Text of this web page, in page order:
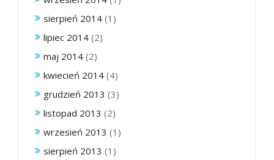
sierpień 2014 (1)
lipiec 2014 (2)
maj 2014 (2)
kwiecień 2014 (4)
grudzień 2013 (3)
listopad 2013 (2)
wrzesień 2013 (1)
sierpień 2013 (1)